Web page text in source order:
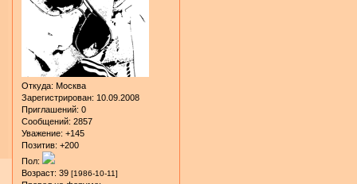
Откуда: Москва
Зарегистрирован: 10.09.2008
Приглашений: 0
Сообщений: 2857
Уважение: +145
Позитив: +200
Пол:
Возраст: 39 [1986-10-11]